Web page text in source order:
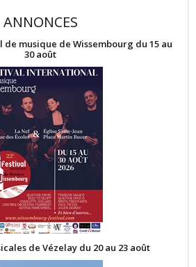
ANNONCES
musique de Wissembourg du 15 au
30 août
de Vézelay du 20 au 23 août